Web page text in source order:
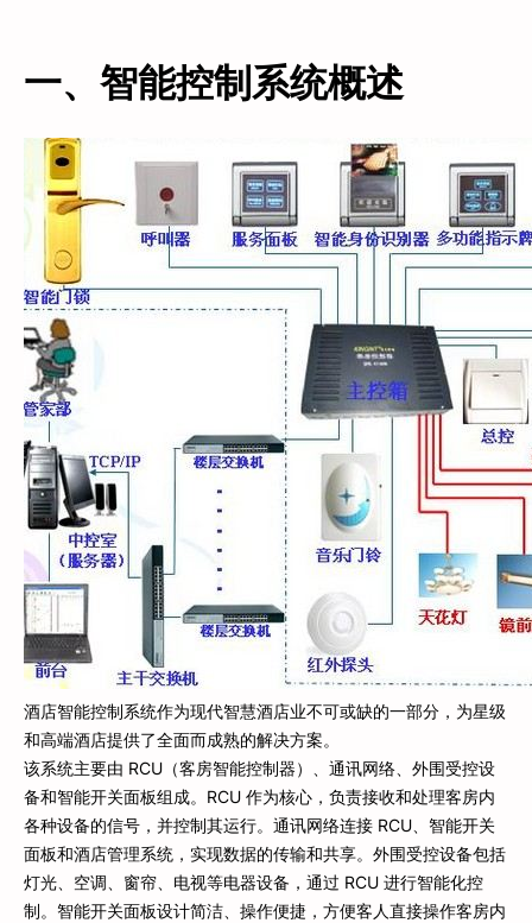
一、智能控制系统概述
酒店智能控制系统作为现代智慧酒店业不可或缺的一部分，为星级
和高端酒店提供了全面而成熟的解决方案。
该系统主要由 RCU（客房智能控制器）、通讯网络、外围受控设
备和智能开关面板组成。RCU 作为核心，负责接收和处理客房内
各种设备的信号，并控制其运行。通讯网络连接 RCU、智能开关
面板和酒店管理系统，实现数据的传输和共享。外围受控设备包括
灯光、空调、窗帘、电视等电器设备，通过 RCU 进行智能化控
制。智能开关面板设计简洁、操作便捷，方便客人直接操作客房内